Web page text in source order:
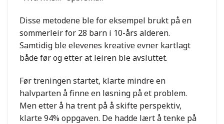
Disse metodene ble for eksempel brukt på en
sommerleir for 28 barn i 10-års alderen.
Samtidig ble elevenes kreative evner kartlagt
både før og etter at leiren ble avsluttet.
Før treningen startet, klarte mindre en
halvparten å finne en løsning på et problem.
Men etter å ha trent på å skifte perspektiv,
klarte 94% oppgaven. De hadde lært å tenke på